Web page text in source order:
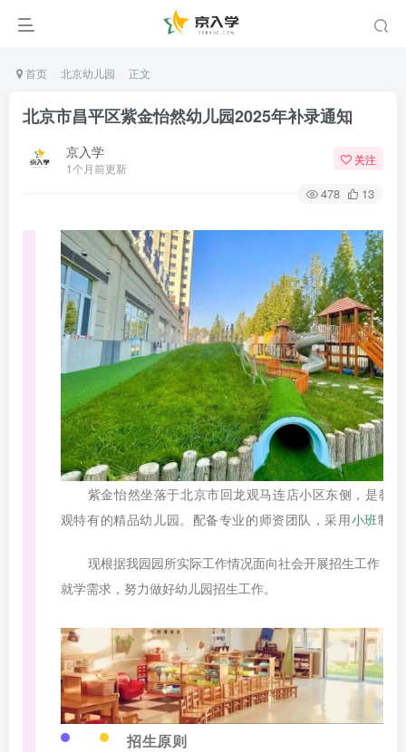
首页 北京幼儿园 正文
北京市昌平区紫金怡然幼儿园2025年补录通知
京入学
1个月前更新
关注
478 13
紫金怡然坐落于北京市回龙观马连店小区东侧，是教
观特有的精品幼儿园。配备专业的师资团队，采用小班制
现根据我园园所实际工作情况面向社会开展招生工作，
就学需求，努力做好幼儿园招生工作。
招生原则